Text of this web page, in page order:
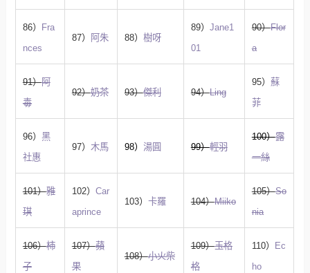
86）
Fra
nces
87） 阿朱 88） 樹呀
89） Jane1
01
90）Flor
a
91）阿
毒
92）奶茶 93）傑利 94）Ling
95） 蘇
菲
96） 黑
社惠
97） 木馬 98） 湯圓 99）輕羽
100）露
一絲
101）雅
琪
102） Car
aprince
103） 卡羅 104）Miiko
105）So
nia
106）柿
子
107）蘋
果
108）小火柴
109）玉格
格
110）
Ec
ho